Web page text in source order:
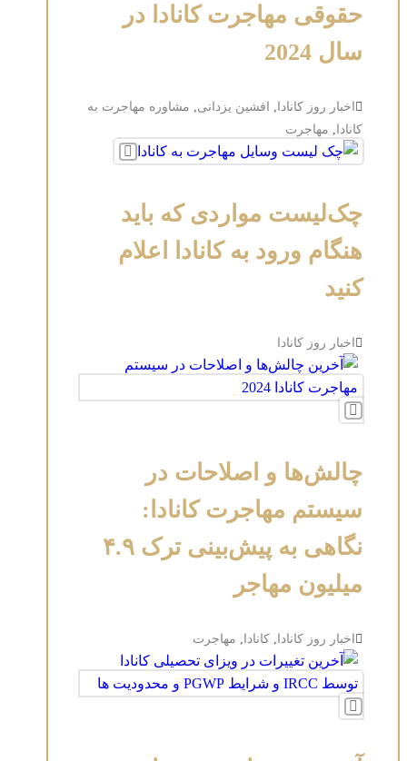
حقوقی مهاجرت کانادا در
سال 2024
اخبار روز کانادا افشین یزدانی
مشاوره مهاجرت به
کانادا
مهاجرت
چک‌لیست مواردی که باید
هنگام ورود به کانادا اعلام
کنید
اخبار روز کانادا
چالش‌ها و اصلاحات در
سیستم مهاجرت کانادا:
نگاهی به پیش‌بینی ترک ۴.۹
میلیون مهاجر
اخبار روز کانادا ,کانادا مهاجرت